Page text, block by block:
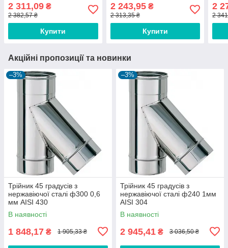
2 311,09 ₴
2 382,57 ₴
Купити
2 243,95₴
2 313,35 ₴
Купити
2
2
Акційні пропозиції та новинки
–3%
Трійник 45 градусів з
нержавіючої сталі ф300 0,6
мм AISI 430
В наявності
1 848,17 ₴ 1 905,33 ₴
–3%
Трійник 45 градусів з
нержавіючої сталі ф240 1мм
AISI 304
В наявності
2 945,41 ₴ 3 036,50 ₴